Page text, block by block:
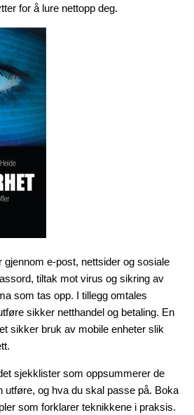
for å lure nettopp deg.
gjennom e-post, nettsider og sosiale
tiltak mot virus og sikring av
som tas opp. I tillegg omtales
sikker netthandel og betaling. En
sikker bruk av mobile enheter slik
sjekklister som oppsummerer de
utføre, og hva du skal passe på. Boka
som forklarer teknikkene i praksis.